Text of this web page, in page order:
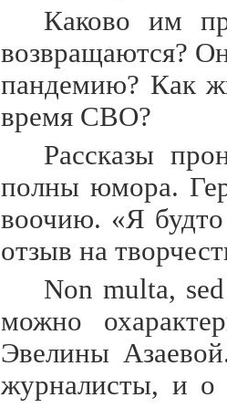
Каково им
возвращаются?
пандемию? Как
время СВО?
Рассказы
полны юмора.
воочию. «Я
отзыв на
Non multa,
можно
Эвелины
журналисты, и о